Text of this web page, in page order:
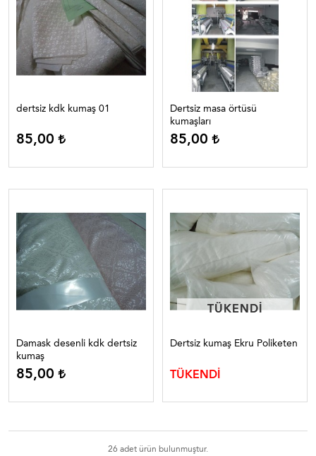
dertsiz kdk kumaş 01
85,00
Dertsiz masa örtüsü
kumaşları
85,00
Damask desenli kdk dertsiz
kumaş
85,00
TÜKENDI
TÜKENDI
Dertsiz kumaş Ekru Poliketen
TÜKENDİ
26 adet ürün bulunmuştur.